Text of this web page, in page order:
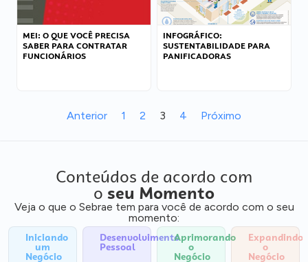
MEI: O QUE VOCÊ PRECISA
SABER PARA CONTRATAR
FUNCIONÁRIOS
INFOGRÁFICO:
SUSTENTABILIDADE PARA
PANIFICADORAS
Anterior 1 2 3 4 Próximo
Conteúdos de acordo com
o seu Momento
Veja o que o Sebrae tem para você de acordo com o seu
momento:
Iniciando
um
Negócio
Desenvolvimento
Pessoal
Aprimorando
o
Negócio
Expandindo
o
Negócio